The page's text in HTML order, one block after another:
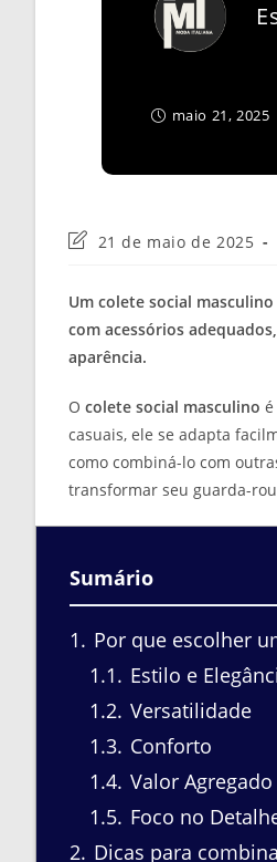
maio 21, 2025
Última
post:
21 de maio de 2025
Um colete social
com acessórios
aparência.
O colete social masculino
casuais, ele se adapta
como combiná-lo com
transformar seu guarda-
Sumário
1
Por que escolher
1.1
Estilo e
1.2 Versatilidade
1.3 Conforto
1.4 Valor
1.5 Foco no
2 Dicas para